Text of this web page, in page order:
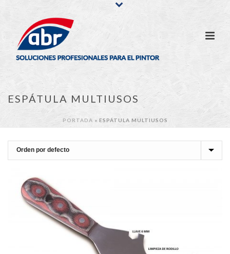
ESPÁTULA MULTIUSOS
PORTADA » ESPÁTULA MULTIUSOS